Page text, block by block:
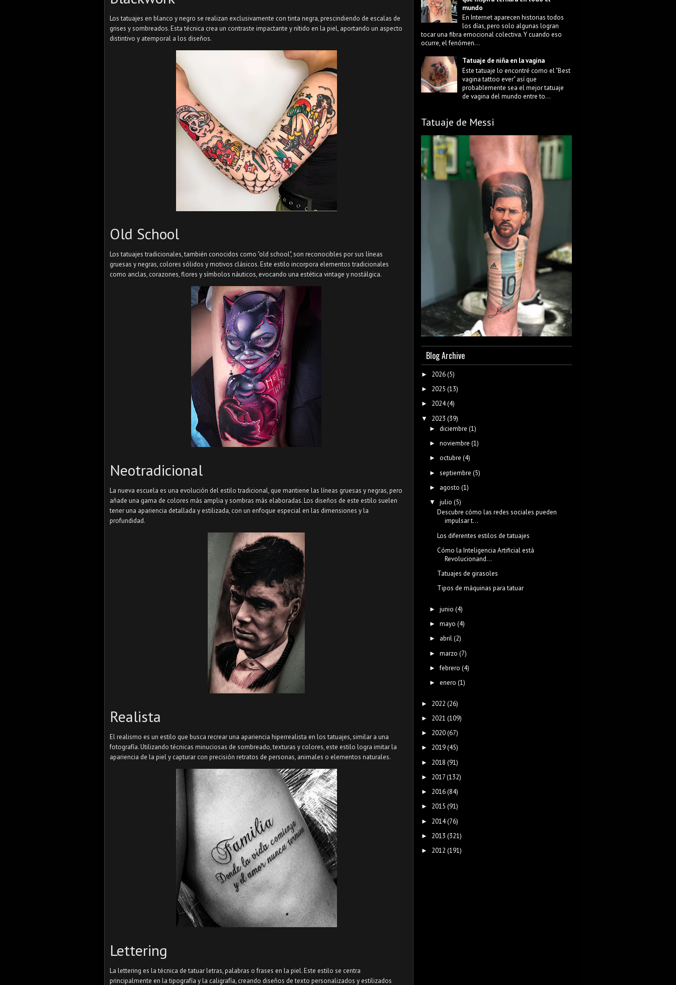
Los tatuajes en blanco y negro se realizan exclusivamente con tinta negra, prescindiendo de escalas de
grises y sombreados. Esta técnica crea un contraste impactante y nítido en la piel, aportando un aspecto
distintivo y atemporal a los diseños.
Old School
Los tatuajes tradicionales, también conocidos como "old school", son reconocibles por sus líneas
gruesas y negras, colores sólidos y motivos clásicos. Este estilo incorpora elementos tradicionales
como anclas, corazones, flores y símbolos náuticos, evocando una estética vintage y nostálgica.
Neotradicional
La nueva escuela es una evolución del estilo tradicional, que mantiene las líneas gruesas y negras, pero
añade una gama de colores más amplia y sombras más elaboradas. Los diseños de este estilo suelen
tener una apariencia detallada y estilizada, con un enfoque especial en las dimensiones y la
profundidad.
Realista
El realismo es un estilo que busca recrear una apariencia hiperrealista en los tatuajes, similar a una
fotografía. Utilizando técnicas minuciosas de sombreado, texturas y colores, este estilo logra imitar la
apariencia de la piel y capturar con precisión retratos de personas, animales o elementos naturales.
Lettering
La lettering es la técnica de tatuar letras, palabras o frases en la piel. Este estilo se centra
principalmente en la tipografía y la caligrafía, creando diseños de texto personalizados y estilizados
mundo
En Internet aparecen historias todos
los días, pero solo algunas logran
tocar una fibra emocional colectiva. Y cuando eso
ocurre, el fenómen...
Tatuaje de niña en la vagina
Este tatuaje lo encontré como el "Best
vagina tattoo ever" así que
probablemente sea el mejor tatuaje
de vagina del mundo entre to...
Tatuaje de Messi
Blog Archive
► 2026(5)
► 2025 (13)
► 2024(4)
▼ 2023 (39)
► diciembre (1)
► noviembre (1)
► octubre (4)
► septiembre (5)
► agosto (1)
▼ julio (5)
Descubre cómo las redes sociales pueden
impulsar t...
Los diferentes estilos de tatuajes
Cómo la Inteligencia Artificial está
Revolucionand...
Tatuajes de girasoles
​Tipos de máquinas para tatuar
► junio (4)
► mayo (4)
► abril (2)
► marzo (7)
►febrero (4)
► enero (1)
► 2022 (26)
► 2021 (109)
► 2020(67)
► 2019(45)
► 2018 (91)
► 2017(132)
► 2016(84)
► 2015 (91)
► 2014(76)
► 2013 (321)
► 2012 (191)